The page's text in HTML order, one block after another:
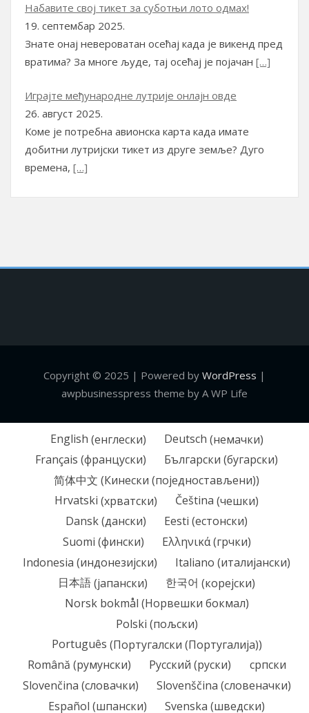
Набавите свој тикет за суботњи лото одмах!
19. септембар 2025.
Знате онај невероватан осећај када је викенд пред
вратима? За многе људе, тај осећај је појачан […]
Играјте међународне лутрије онлајн овде
26. август 2025.
Коме је потребна авионска карта када имате
добитни лутријски тикет из друге земље? Дуго
времена, […]
Copyright © 2025 | Powered by WordPress |
awpbusinesspress theme by A WP Life
English (енглески) Deutsch (немачки)
Français (француски) Български (бугарски)
简体中文 (Кинески (поједностављени))
Hrvatski (хрватски) Čeština (чешки)
Dansk(дански) Eesti (естонски)
Suomi (фински) Ελληνικά(грчки)
Indonesia (индонезијски) Italiano (италијански)
日本語(јапански) 한국어 (корејски)
Norsk bokmål (Норвешки бокмал)
Polski (пољски)
Português (Португалски (Португалија))
Română (румунски) Русский (руски)
српски
Slovenčina (словачки) Slovenščina (словеначки)
Español (шпански) Svenska (шведски)